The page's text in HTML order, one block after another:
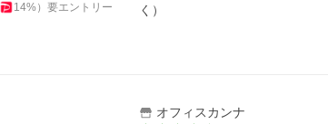
14%） 要エントリー
く）
オフィスカンナ